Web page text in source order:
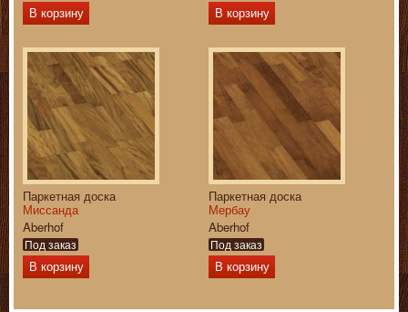
В корзину В корзину
Паркетная доска
Миссанда
Aberhof
Под заказ
В корзину
Паркетная доска
Мербау
Aberhof
Под заказ
В корзину